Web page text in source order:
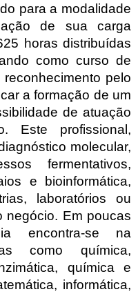
para a modalidade
de sua carga
horas distribuídas
como curso de
pelo
a formação de um
de atuação
Este profissional,
molecular,
fermentativos,
e bioinformática,
laboratórios ou
negócio. Em poucas
encontra-se na
como química,
química e
informática,